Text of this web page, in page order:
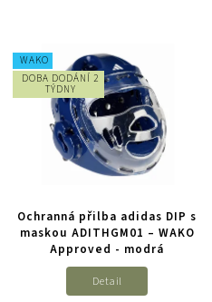
WAKO
DOBA DODÁNÍ 2
TÝDNY
Ochranná přilba adidas DIP s
maskou ADITHGM01 – WAKO
Approved - modrá
Detail